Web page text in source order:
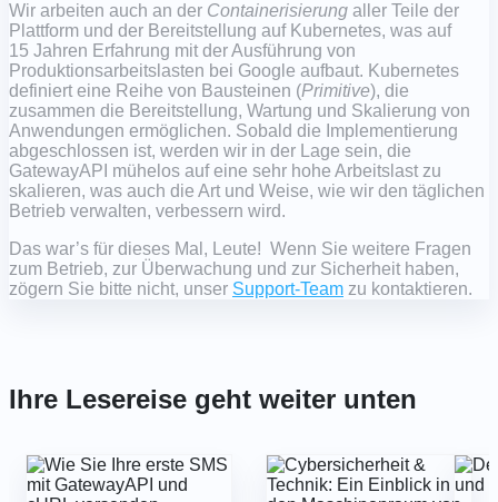
Wir arbeiten auch an der Containerisierung aller Teile der
Plattform und der Bereitstellung auf Kubernetes, was auf
15 Jahren Erfahrung mit der Ausführung von
Produktionsarbeitslasten bei Google aufbaut. Kubernetes
definiert eine Reihe von Bausteinen (Primitive), die
zusammen die Bereitstellung, Wartung und Skalierung von
Anwendungen ermöglichen. Sobald die Implementierung
abgeschlossen ist, werden wir in der Lage sein, die
GatewayAPI mühelos auf eine sehr hohe Arbeitslast zu
skalieren, was auch die Art und Weise, wie wir den täglichen
Betrieb verwalten, verbessern wird.
Das war’s für dieses Mal, Leute! Wenn Sie weitere Fragen
zum Betrieb, zur Überwachung und zur Sicherheit haben,
zögern Sie bitte nicht, unser Support-Team zu kontaktieren.
Ihre Lesereise geht weiter unten